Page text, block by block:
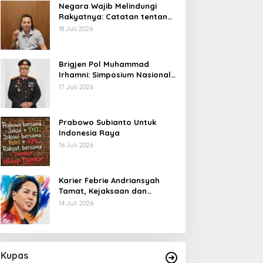
Negara Wajib Melindungi
Rakyatnya: Catatan tentang
Nasib Para Penambang
18 Juli 2026
Brigjen Pol Muhammad
Irhamni: Simposium Nasional
Outlook Kejahatan SDA-LH
17 Juli 2026
Prabowo Subianto Untuk
Indonesia Raya
16 Juli 2026
Karier Febrie Andriansyah
Tamat, Kejaksaan dan
Kepolisian Kian Erat
14 Juli 2026
Kupas